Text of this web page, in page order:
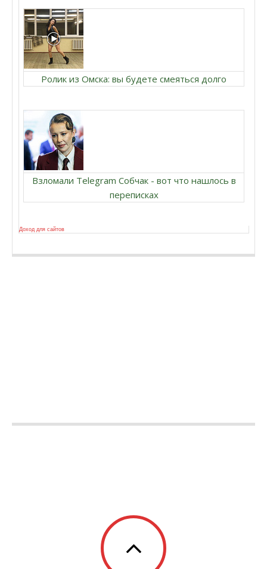
Ролик из Омска: вы будете смеяться долго
Взломали Telegram Собчак - вот что нашлось в
переписках
Доход для сайтов